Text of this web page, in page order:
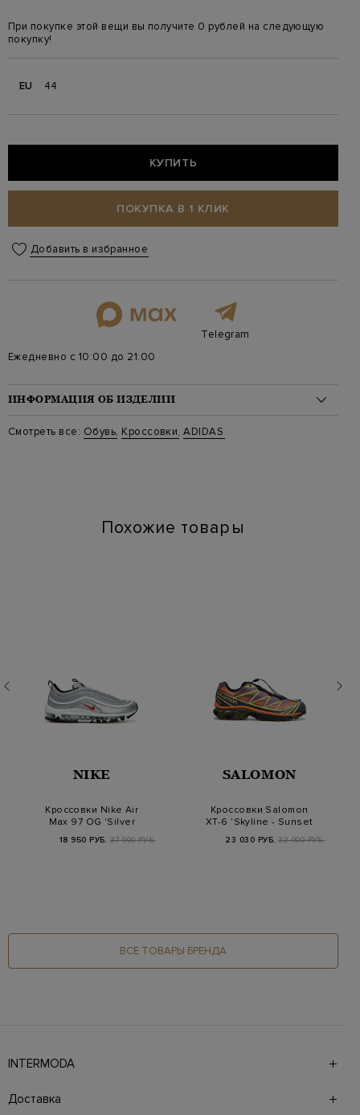
При покупке этой вещи вы получите 0 рублей на следующую
покупку!
EU 44
КУПИТЬ
ПОКУПКА В 1 КЛИК
Добавить в избранное
Telegram
Ежедневно с 10:00 до 21:00
ИНФОРМАЦИЯ ОБ ИЗДЕЛИИ
Материал: кожа 90%, замша 10%
Смотреть все: Обувь, Кроссовки,ADIDAS
Похожие товары
NIKE
Кроссовки Nike Air
Max 97 OG 'Silver
18 950 РУБ. 37 900 РУБ.
SALOMON
Кроссовки Salomon
XT-6 'Skyline - Sunset
23 030 РУБ. 32 900 РУБ.
ВСЕ ТОВАРЫ БРЕНДА
INTERMODA
брендов на 4 этажах в самом центре города. На сайте
также презентованы новинки с последних показов и
Доставка